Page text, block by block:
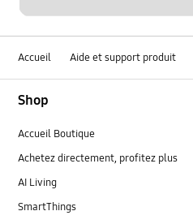
Accueil Aide et support produit
Shop
Accueil Boutique
Achetez directement, profitez plus
AI Living
SmartThings